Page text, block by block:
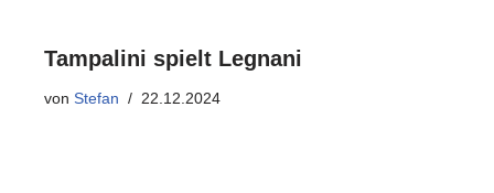
Tampalini spielt Legnani
von Stefan 22.12.2024